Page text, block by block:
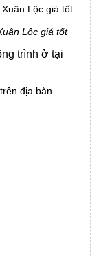
Lộc giá tốt
trình ở tại
địa bàn